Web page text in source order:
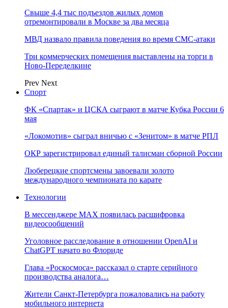
Свыше 4,4 тыс подъездов жилых домов
отремонтировали в Москве за два месяца
МВД назвало правила поведения во время СМС-атаки
Три коммерческих помещения выставлены на торги в
Ново-Переделкине
Prev Next
Спорт
ФК «Спартак» и ЦСКА сыграют в матче Кубка России 6
мая
«Локомотив» сыграл вничью с «Зенитом» в матче РПЛ
ОКР зарегистрировал единый талисман сборной России
Люберецкие спортсмены завоевали золото
международного чемпионата по карате
Технологии
В мессенджере MAX появилась расшифровка
видеосообщений
Уголовное расследование в отношении OpenAI и
ChatGPT начато во Флориде
Глава «Роскосмоса» рассказал о старте серийного
производства аналога…
Жители Санкт-Петербурга пожаловались на работу
мобильного интернета